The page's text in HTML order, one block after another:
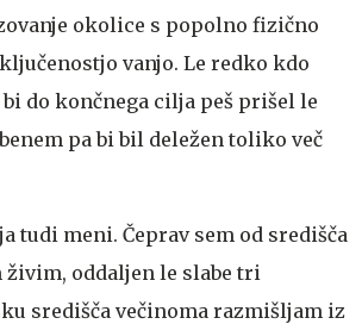
okolice s popolno fizično
vanjo. Le redko kdo
do končnega cilja peš prišel le
pa bi bil deležen toliko več
tudi meni. Čeprav sem od središča
živim, oddaljen le slabe tri
središča večinoma razmišljam iz